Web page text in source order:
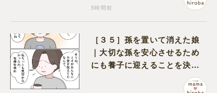
5時間前
［３５］孫を置いて消えた娘
｜大切な孫を安心させるため
にも養子に迎えることを決心